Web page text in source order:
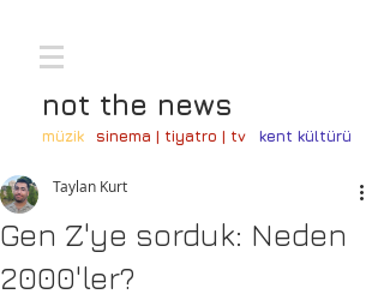
not the news
müzik sinema | tiyatro | tv kent kültürü
Gen Z'ye sorduk: Neden
2000'ler?
Taylan Kurt